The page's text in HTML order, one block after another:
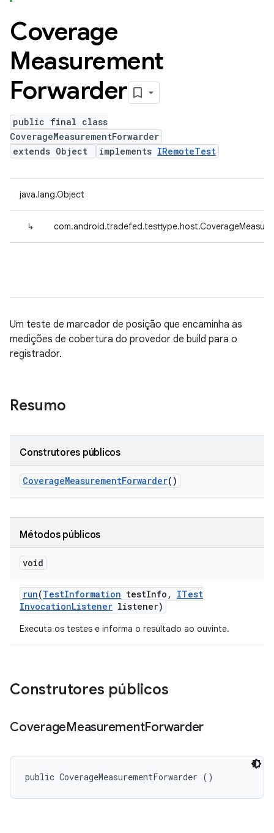
Coverage
Measurement
Forwarder
public final class
CoverageMeasurementForwarder
extends Object
implements IRemoteTest
java.lang.Object
↳
Um teste de marcador de posição que encaminha as
medições de cobertura do provedor de build para o
registrador.
Resumo
Construtores públicos
CoverageMeasurementForwarder()
Métodos públicos
void
run(TestInformation testInfo ,
ITest
InvocationListener listener)
Executa os testes e informa o resultado ao ouvinte.
Construtores públicos
CoverageMeasurementForwarder
public CoverageMeasurementForwarder ()